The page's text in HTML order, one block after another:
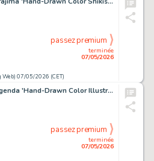
Web) 07/05/2026 (CET)
terminée
07/05/2026
passez premium
Barnaby Bagenda 'Hand-Drawn Color Illustration of"Zatanna"
terminée
07/05/2026
passez premium